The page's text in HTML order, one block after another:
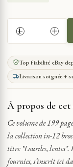
QUANTITÉ
DE
CURIOSA
STEVE
MASSON
LOURDES,
Top fiabilité eBay
Livraison soignée +
À propos de cet
Ce volume de 199
la collection in-12
titre *Lourdes, lentes*.
fournies, s’inscrit ici